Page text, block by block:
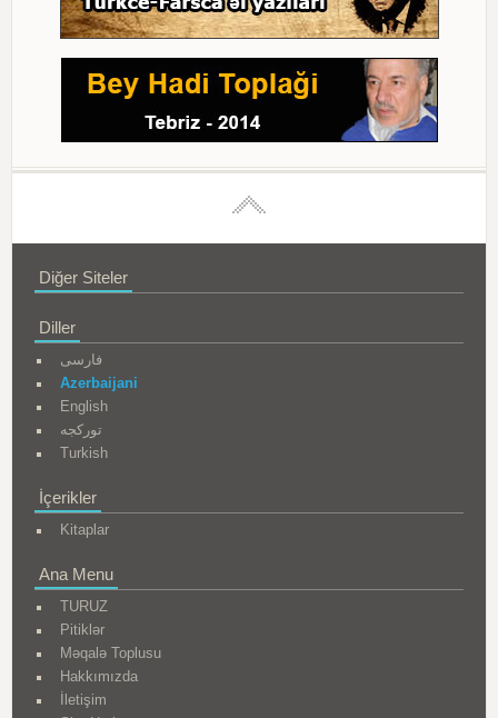
Diğer Siteler
Diller
فارسی
Azerbaijani
English
تورکجه
Turkish
İçerikler
Kitaplar
Ana Menu
TURUZ
Pitiklər
Məqalə Toplusu
Hakkımızda
İletişim